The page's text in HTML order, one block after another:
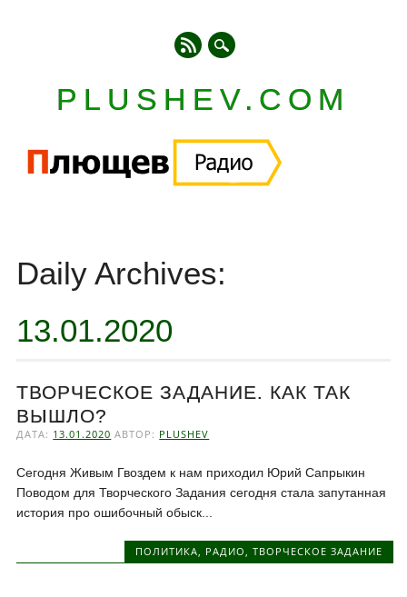
PLUSHEV.COM
content
Daily Archives:
13.01.2020
ТВОРЧЕСКОЕ ЗАДАНИЕ. КАК ТАК
ВЫШЛО?
ДАТА: 13.01.2020 АВТОР: PLUSHEV
Сегодня Живым Гвоздем к нам приходил Юрий Сапрыкин
Поводом для Творческого Задания сегодня стала запутанная
история про ошибочный обыск...
ПОЛИТИКА, РАДИО, ТВОРЧЕСКОЕ ЗАДАНИЕ